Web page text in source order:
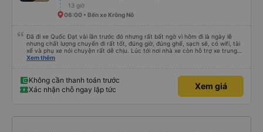
13 giờ
06:00 • Bến xe Krông Nô
Đã đi xe Quốc Đạt vài lần trước đó nhưng rất bất ngờ vì hôm đi là ngày lễ
nhưng chất lượng chuyến đi rất tốt, đúng giờ, đúng ghế, sạch sẽ, có wifi, tài
xế và phụ xe nói chuyện rất dễ chịu. Lúc tới nơi nhà xe còn hỗ trợ xe trung
chuyển tới tận nhà. 10đ cho nhà xe, hy vọng nhà xe duy trì được chất lượng
Xem thêm
Không cần thanh toán trước
Xác nhận chỗ ngay lập tức
Xem giá